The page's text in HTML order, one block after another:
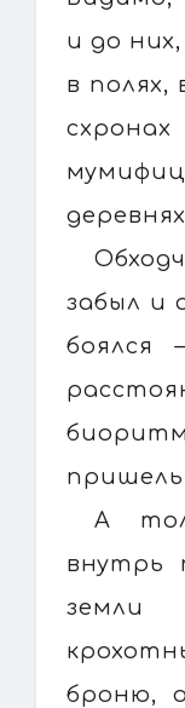
и до
в полях,
забыл и
боялся
А
внутрь
броню,